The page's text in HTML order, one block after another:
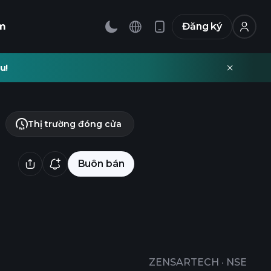
Đăng ký
Buôn bán
ZENSARTECH · NSE
Thị trường đóng cửa